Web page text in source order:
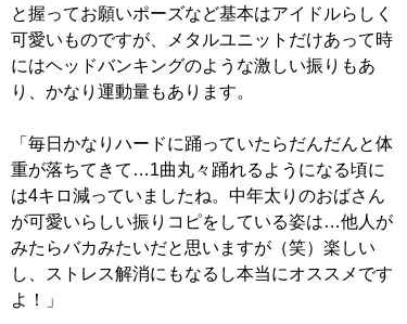
と握ってお願いポーズなど基本はアイドルらしく
可愛いものですが、メタルユニットだけあって時
にはヘッドバンキングのような激しい振りもあ
り、かなり運動量もあります。
「毎日かなりハードに踊っていたらだんだんと体
重が落ちてきて…1曲丸々踊れるようになる頃に
は4キロ減っていましたね。中年太りのおばさん
が可愛いらしい振りコピをしている姿は…他人が
みたらバカみたいだと思いますが（笑）楽しい
し、ストレス解消にもなるし本当にオススメです
よ！」